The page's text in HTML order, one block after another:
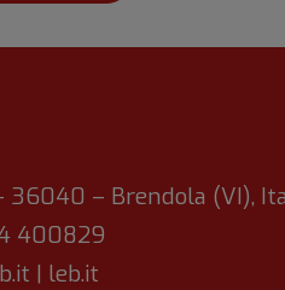
36040 – Brendola (VI),
400829
| leb.it